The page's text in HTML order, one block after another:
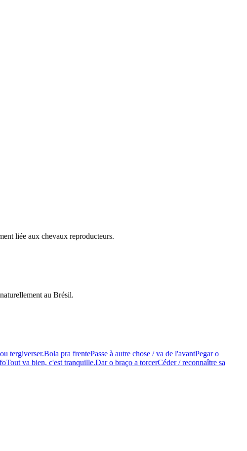
liée aux chevaux reproducteurs.
au Brésil.
tergiverser.Bola pra frentePasse à autre chose / va de l'avantPegar o
Tout va bien, c'est tranquille.Dar o braço a torcerCéder / reconnaître sa